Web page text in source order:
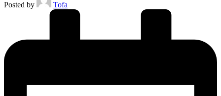
Posted by
Tofa